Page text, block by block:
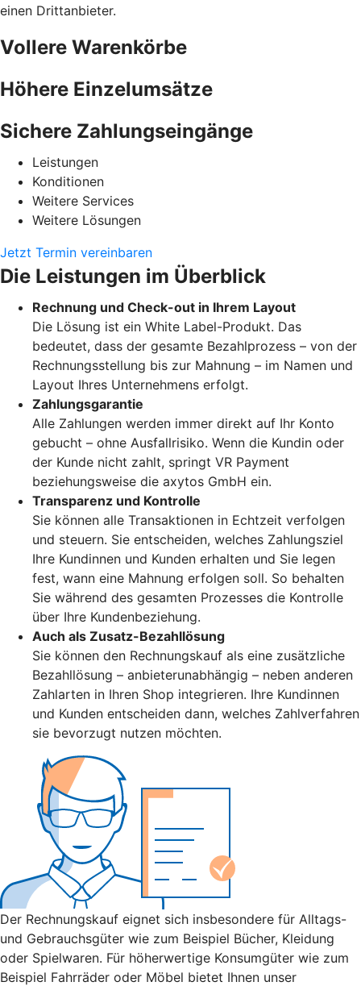
einen Drittanbieter.
Vollere Warenkörbe
Höhere Einzelumsätze
Sichere Zahlungseingänge
Leistungen
Konditionen
Weitere Services
Weitere Lösungen
Jetzt Termin vereinbaren
Die Leistungen im Überblick
Rechnung und Check-out in Ihrem Layout
Die Lösung ist ein White Label-Produkt. Das
bedeutet, dass der gesamte Bezahlprozess – von der
Rechnungsstellung bis zur Mahnung – im Namen und
Layout Ihres Unternehmens erfolgt.
Zahlungsgarantie
Alle Zahlungen werden immer direkt auf Ihr Konto
gebucht – ohne Ausfallrisiko. Wenn die Kundin oder
der Kunde nicht zahlt, springt VR Payment
beziehungsweise die axytos GmbH ein.
Transparenz und Kontrolle
Sie können alle Transaktionen in Echtzeit verfolgen
und steuern. Sie entscheiden, welches Zahlungsziel
Ihre Kundinnen und Kunden erhalten und Sie legen
fest, wann eine Mahnung erfolgen soll. So behalten
Sie während des gesamten Prozesses die Kontrolle
über Ihre Kundenbeziehung.
Auch als Zusatz-Bezahllösung
Sie können den Rechnungskauf als eine zusätzliche
Bezahllösung – anbieterunabhängig – neben anderen
Zahlarten in Ihren Shop integrieren. Ihre Kundinnen
und Kunden entscheiden dann, welches Zahlverfahren
sie bevorzugt nutzen möchten.
Der Rechnungskauf eignet sich insbesondere für Alltags-
und Gebrauchsgüter wie zum Beispiel Bücher, Kleidung
oder Spielwaren. Für höherwertige Konsumgüter wie zum
Beispiel Fahrräder oder Möbel bietet Ihnen unser